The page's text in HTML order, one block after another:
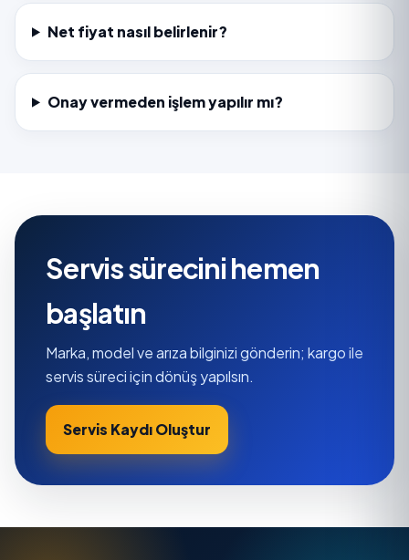
Net fiyat nasıl belirlenir?
Onay vermeden işlem yapılır mı?
Servis sürecini hemen
başlatın
Marka, model ve arıza bilginizi gönderin; kargo ile
servis süreci için dönüş yapılsın.
Servis Kaydı Oluştur